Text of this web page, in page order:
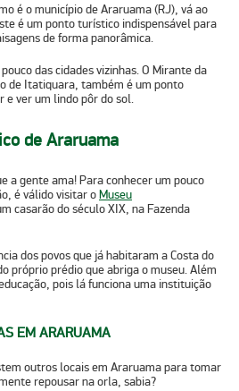
é o município de Araruama (RJ), vá ao
é um ponto turístico indispensável para
de forma panorâmica.
das cidades vizinhas. O Mirante da
de Itatiquara, também é um ponto
e ver um lindo pôr do sol.
de Araruama
a gente ama! Para conhecer um pouco
é válido visitar oMuseu
casarão do século XIX, naFazenda
dos povos que já habitaram a Costa do
próprio prédio que abriga o museu. Além
pois lá funciona uma instituição
EM ARARUAMA
outros locais em Araruama para tomar
repousar na orla, sabia?